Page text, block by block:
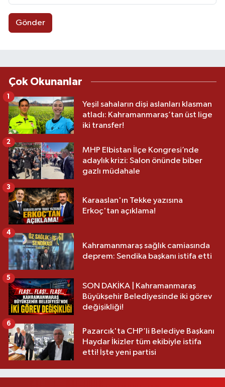
Gönder
Çok Okunanlar
Yeşil sahaların dişi aslanları klasman
atladı: Kahramanmaraş’tan üst lige
iki transfer!
1
MHP Elbistan İlçe Kongresi’nde
adaylık krizi: Salon önünde biber
gazlı müdahale
2
Karaaslan'ın Tekke yazısına
Erkoç'tan açıklama!
3
Kahramanmaraş sağlık camiasında
deprem: Sendika başkanı istifa etti
4
SON DAKİKA | Kahramanmaraş
Büyükşehir Belediyesinde iki görev
değişikliği!
5
Pazarcık'ta CHP’li Belediye Başkanı
Haydar İkizler tüm ekibiyle istifa
etti! İşte yeni partisi
6